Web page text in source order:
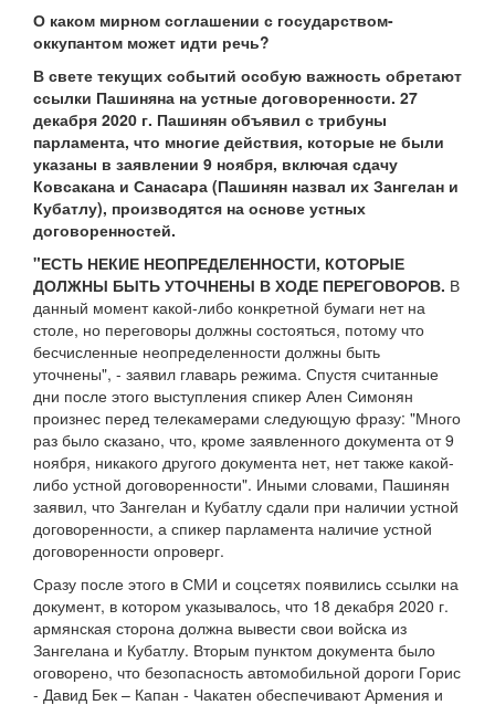
О каком мирном соглашении с государством-
оккупантом может идти речь?
В свете текущих событий особую важность обретают
ссылки Пашиняна на устные договоренности. 27
декабря 2020 г. Пашинян объявил с трибуны
парламента, что многие действия, которые не были
указаны в заявлении 9 ноября, включая сдачу
Ковсакана и Санасара (Пашинян назвал их Зангелан и
Кубатлу), производятся на основе устных
договоренностей.
"ЕСТЬ НЕКИЕ НЕОПРЕДЕЛЕННОСТИ, КОТОРЫЕ
ДОЛЖНЫ БЫТЬ УТОЧНЕНЫ В ХОДЕ ПЕРЕГОВОРОВ. В
данный момент какой-либо конкретной бумаги нет на
столе, но переговоры должны состояться, потому что
бесчисленные неопределенности должны быть
уточнены", - заявил главарь режима. Спустя считанные
дни после этого выступления спикер Ален Симонян
произнес перед телекамерами следующую фразу: "Много
раз было сказано, что, кроме заявленного документа от 9
ноября, никакого другого документа нет, нет также какой-
либо устной договоренности". Иными словами, Пашинян
заявил, что Зангелан и Кубатлу сдали при наличии устной
договоренности, а спикер парламента наличие устной
договоренности опроверг.
Сразу после этого в СМИ и соцсетях появились ссылки на
документ, в котором указывалось, что 18 декабря 2020 г.
армянская сторона должна вывести свои войска из
Зангелана и Кубатлу. Вторым пунктом документа было
оговорено, что безопасность автомобильной дороги Горис
- Давид Бек – Капан - Чакатен обеспечивают Армения и